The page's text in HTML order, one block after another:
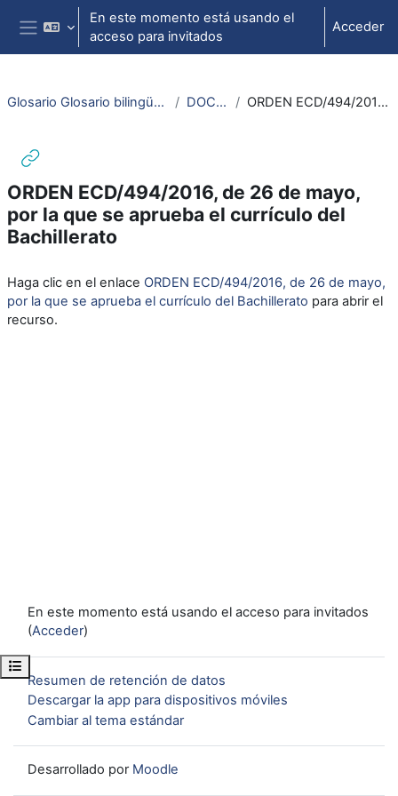
Salta al contenido principal
Panel lateral
En este momento está usando el
acceso para invitados
Acceder
Abrir índice del curso
Glosario Glosario bilingüe español-francés sobre legislación y normativa del sistema educativo DOCUMENTOS DE TRABAJO ORDEN ECD/494/2016, de 26 de mayo, por la que se aprueba el currículo del Bachillerato
ORDEN ECD/494/2016, de 26 de mayo,
por la que se aprueba el currículo del
Bachillerato
Haga clic en el enlace ORDEN ECD/494/2016, de 26 de mayo,
por la que se aprueba el currículo del Bachillerato para abrir el
recurso.
En este momento está usando el acceso para invitados
(Acceder)
Resumen de retención de datos
Descargar la app para dispositivos móviles
Cambiar al tema estándar
Desarrollado por Moodle